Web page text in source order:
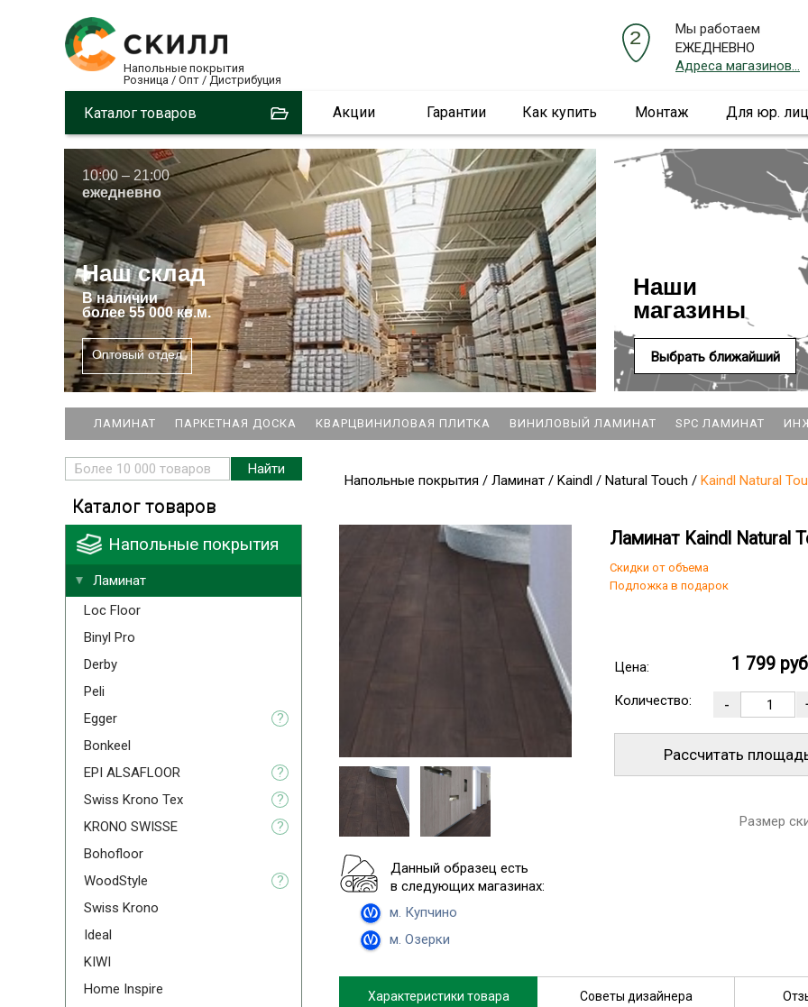
Напольные покрытия
Розница / Опт / Дистрибуция
Мы работаем
ЕЖЕДНЕВНО
Адреса магазинов...
Каталог товаров Акции Гарантии Как купить Монтаж Для юр. лиц
10:00 – 21:00
ежедневно
Наш склад
Вналичии
более 55 000 кв.м.
Оптовый отдел
Наши
магазины
Выбрать ближайший
ЛАМИНАТ ПАРКЕТНАЯ ДОСКА КВАРЦВИНИЛОВАЯ ПЛИТКА ВИНИЛОВЫЙ ЛАМИНАТ SPC ЛАМИНАТ
Напольные покрытия / Ламинат / Kaindl / Natural Touch / Kaindl Natural
Данный образец есть
в следующих магазинах:
м. Купчино
м. Озерки
Ламинат Kaindl Natural
Скидки от объема
Подложка в подарок
Цена: 1 799
Количество:
Рассчитать
Размер
Характеристики товара Советы дизайнера
Каталог товаров
Напольные покрытия
Ламинат
Loc Floor
Binyl Pro
Derby
Peli
Egger
?
Bonkeel
EPI ALSAFLOOR
?
Swiss Krono Tex
?
KRONO SWISSE
?
Bohofloor
WoodStyle
?
Swiss Krono
Ideal
KIWI
Home Inspire